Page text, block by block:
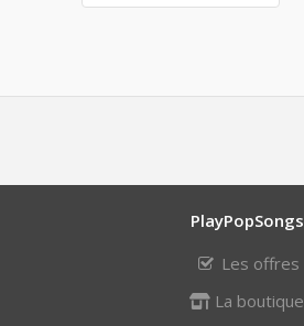
PlayPopSongs
Les offres
La boutique